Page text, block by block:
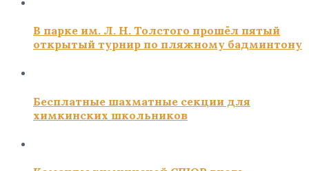
В парке им. Л. Н. Толстого прошёл пятый
открытый турнир по пляжному бадминтону
Бесплатные шахматные секции для
химкинских школьников